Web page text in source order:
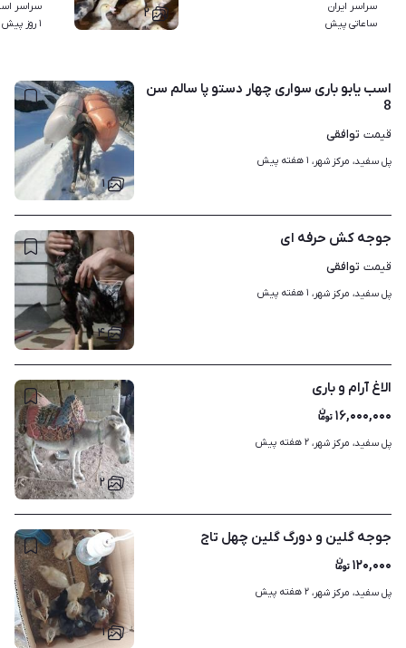
۲
سراسر ایران
ساعاتی پیش
سراسر
۱ روز پیش
۱
اسب یابو باری سواری چهار دستو پا سالم سن
8
قیمت توافقی
پل سفید، مرکز شهر، ۱ هفته پیش
۴
جوجه کش حرفه ای
قیمت توافقی
پل سفید، مرکز شهر، ۱ هفته پیش
۲
الاغ آرام و باری
۱۶,۰۰۰,۰۰۰
پل سفید، مرکز شهر، ۲ هفته پیش
۱
جوجه گلین و دورگ گلین چهل تاج
۱۲۰,۰۰۰
پل سفید، مرکز شهر، ۲ هفته پیش